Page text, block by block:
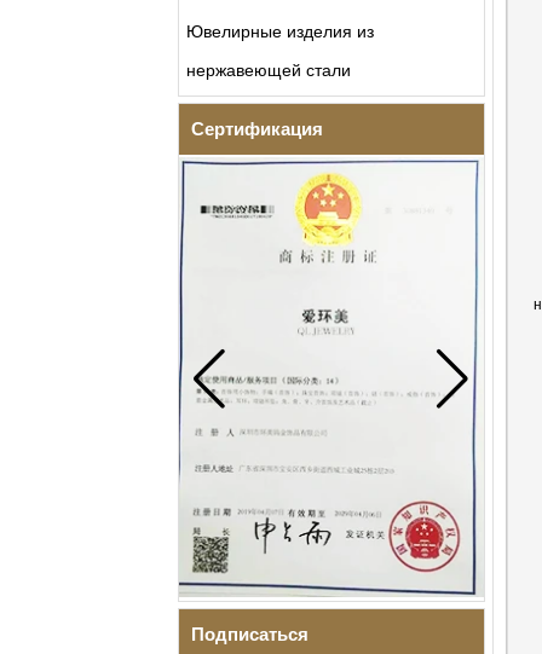
Ювелирные изделия из
нержавеющей стали
Сертификация
Подписаться